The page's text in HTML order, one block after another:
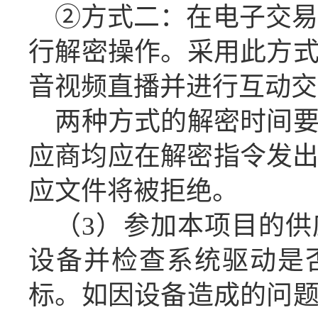
②方式二：在电子交
行解密操作。 采用此方
音视频直播并进行互动
两种方式的解密时间
应商均应在解密指令发
应文件将被拒绝。
（3） 参加本项目的
设备并检查系统驱动是
标。 如因设备造成的问